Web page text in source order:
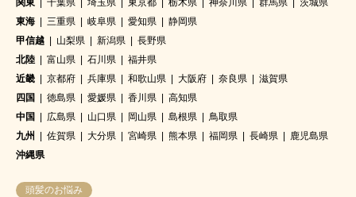
関東
千葉県 埼玉県 東京都 栃木県 神奈川県 群馬県
茨城県
東海
三重県 岐阜県 愛知県
静岡県
甲信越
山梨県 新潟県
長野県
北陸
富山県 石川県
福井県
近畿
京都府 兵庫県 和歌山県 大阪府 奈良県
滋賀県
四国
徳島県 愛媛県 香川県
高知県
中国
広島県 山口県 岡山県 島根県
鳥取県
九州
佐賀県 大分県 宮崎県 熊本県 福岡県 長崎県
鹿児島県
沖縄県
頭髪のお悩み